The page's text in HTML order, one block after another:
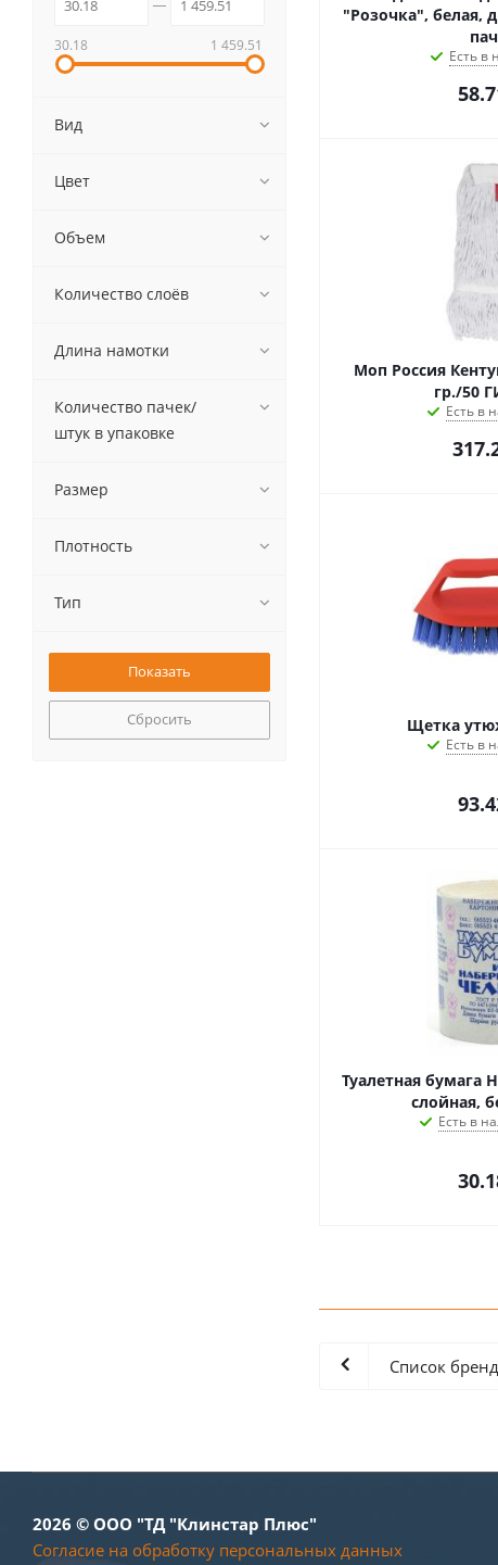
"Розочка", белая,
Есть в
Моп Россия Кентукки,
гр./50
Есть в
Щетка
Есть в
Туалетная бумага
слойная,
Есть в
Список
30.18 1 459.51
Вид
Цвет
Объем
Количество слоёв
Длина намотки
Количество пачек/
штук в упаковке
Размер
Плотность
Тип
Сбросить
2026 © ООО "ТД "Клинстар Плюс"
Согласие на обработку персональных данных